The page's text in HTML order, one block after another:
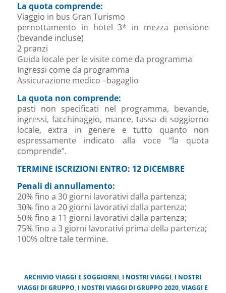
La quota comprende:
Viaggio in bus Gran Turismo
pernottamento in hotel 3* in mezza pensione
(bevande incluse)
2 pranzi
Guida locale per le visite come da programma
Ingressi come da programma
Assicurazione medico –bagaglio
La quota non comprende:
pasti non specificati nel programma, bevande,
ingressi, facchinaggio, mance, tassa di soggiorno
locale, extra in genere e tutto quanto non
espressamente indicato alla voce “la quota
comprende”.
TERMINE ISCRIZIONI ENTRO: 12 DICEMBRE
Penali di annullamento:
20% fino a 30 giorni lavorativi dalla partenza;
30% fino a 20 giorni lavorativi dalla partenza;
50% fino a 11 giorni lavorativi dalla partenza;
75% fino a 3 giorni lavorativi prima della partenza;
100% oltre tale termine.
ARCHIVIO VIAGGI E SOGGIORNI I NOSTRI VIAGGI I NOSTRI
VIAGGI DI GRUPPO I NOSTRI VIAGGI DI GRUPPO 2020 ,VIAGGI E